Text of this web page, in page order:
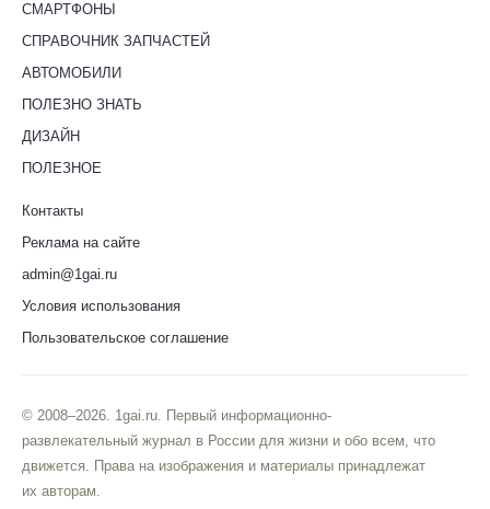
СМАРТФОНЫ
СПРАВОЧНИК ЗАПЧАСТЕЙ
АВТОМОБИЛИ
ПОЛЕЗНО ЗНАТЬ
ДИЗАЙН
ПОЛЕЗНОЕ
Контакты
Реклама на сайте
admin@1gai.ru
Условия использования
Пользовательское соглашение
© 2008–2026. 1gai.ru. Первый информационно-
развлекательный журнал в России для жизни и обо всем, что
движется. Права на изображения и материалы принадлежат
их авторам.